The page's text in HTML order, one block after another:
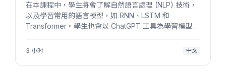
在本課程中，學生將會了解自然語言處理 (NLP) 技術，
以及學習常用的語言模型，如 RNN、LSTM 和
Transformer。學生也會以 ChatGPT 工具為學習模型，
確率等寫作生成技能。課程亦會介紹聊天 AI 和問答系...
3 小时 中文